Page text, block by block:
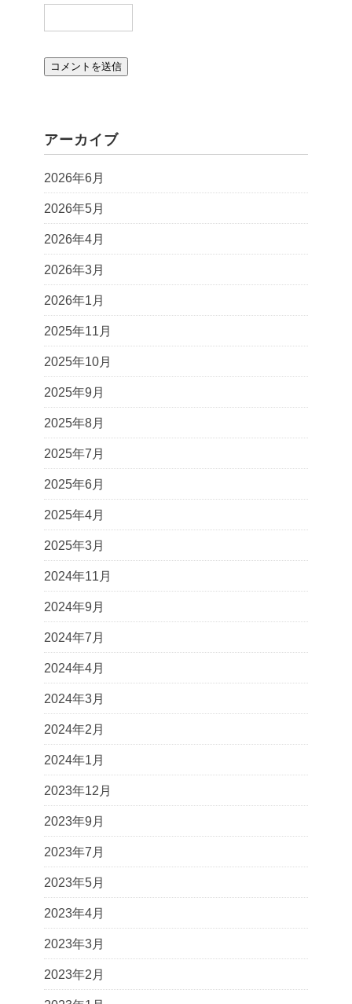
アーカイブ
2026年6月
2026年5月
2026年4月
2026年3月
2026年1月
2025年11月
2025年10月
2025年9月
2025年8月
2025年7月
2025年6月
2025年4月
2025年3月
2024年11月
2024年9月
2024年7月
2024年4月
2024年3月
2024年2月
2024年1月
2023年12月
2023年9月
2023年7月
2023年5月
2023年4月
2023年3月
2023年2月